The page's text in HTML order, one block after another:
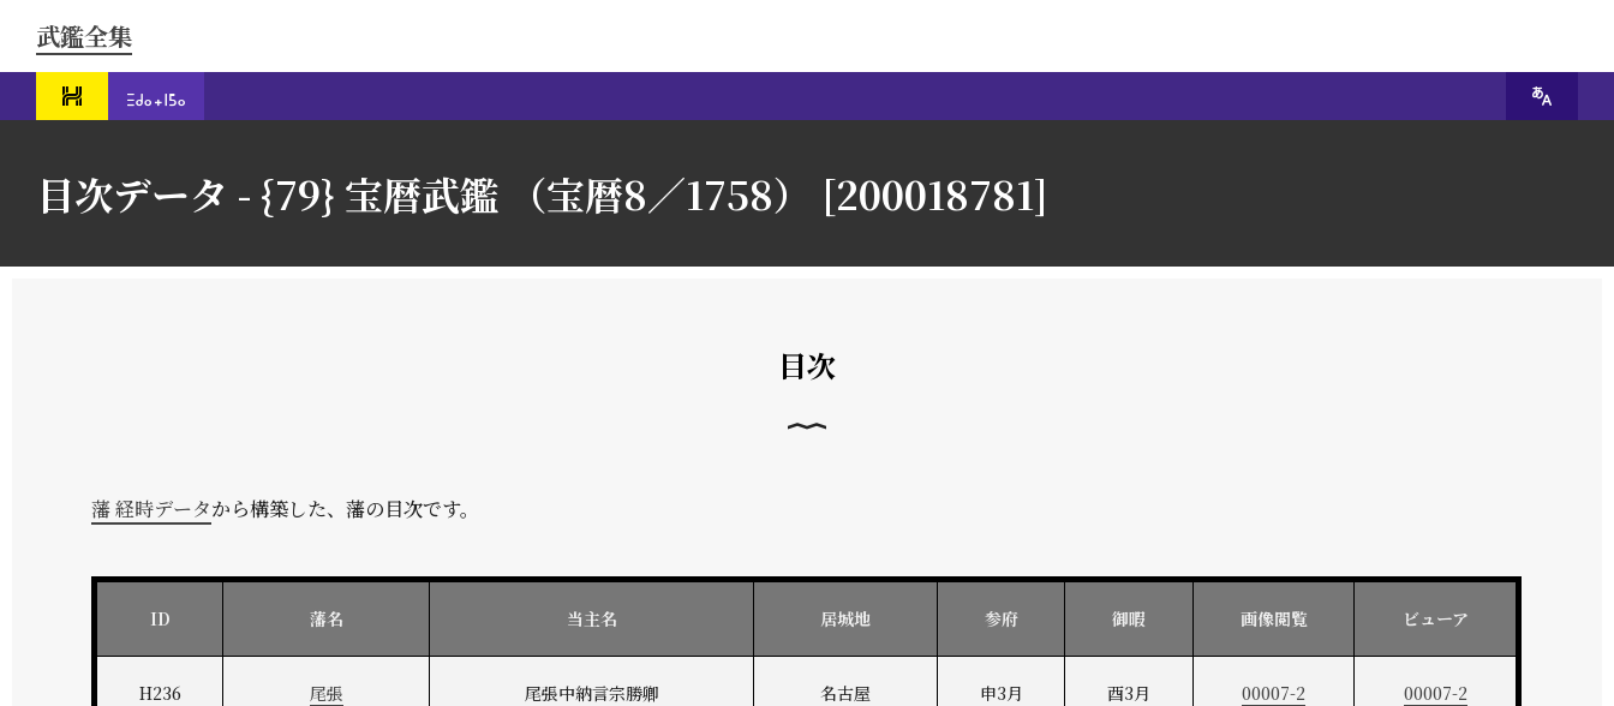
武鑑全集
目次データ - {79} 宝暦武鑑 （宝暦8／1758） [200018781]
目次
藩 経時データから構築した、藩の目次です。
ID 藩名 当主名 居城地 参府 御暇 画像閲覧 ビューア
H236 尾張 尾張中納言宗勝卿 名古屋 申3月 酉3月 00007-2 00007-2